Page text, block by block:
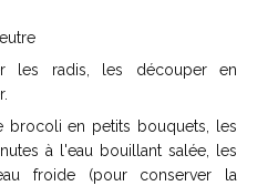
les radis, les découper en
brocoli en petits bouquets, les
à l'eau bouillant salée, les
froide (pour conserver la